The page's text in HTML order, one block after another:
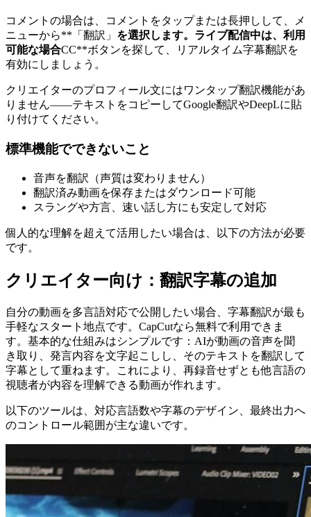
コメントの場合は、コメントをタップまたは長押しして、メ
ニューから**「翻訳」 を選択します。ライブ配信中は、利用
可能な場合CC**ボタンを探して、リアルタイム字幕翻訳を
有効にしましょう。
クリエイターのプロフィール文にはワンタップ翻訳機能があ
りません——テキストをコピーしてGoogle翻訳やDeepLに貼
り付けてください。
標準機能でできないこと
音声を翻訳（声質は変わりません）
翻訳済み動画を保存またはダウンロード可能
スラングや方言、速い話し方にも安定して対応
個人的な理解を超えて活用したい場合は、以下の方法が必要
です。
クリエイター向け：翻訳字幕の追加
自分の動画を多言語対応で公開したい場合、字幕翻訳が最も
手軽なスタート地点です。CapCutなら無料で利用できま
す。基本的な仕組みはシンプルです：AIが動画の音声を聞
き取り、発言内容を文字起こしし、そのテキストを翻訳して
字幕として重ねます。これにより、再録音せずとも他言語の
視聴者が内容を理解できる動画が作れます。
以下のツールは、対応言語数や字幕のデザイン、最終出力へ
のコントロール範囲が主な違いです。